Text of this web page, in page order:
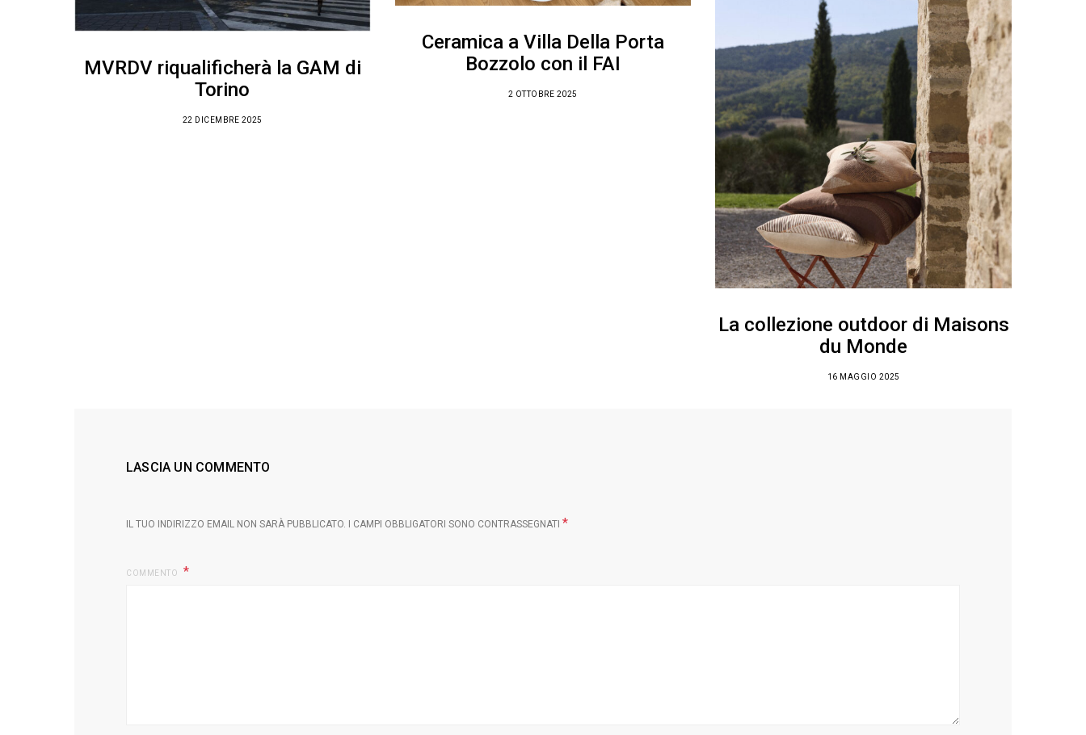
MVRDV riqualificherà la GAM di
Torino
22 DICEMBRE 2025
Ceramica a Villa Della Porta
Bozzolo con il FAI
2 OTTOBRE 2025
La collezione outdoor di Maisons
du Monde
16 MAGGIO 2025
LASCIA UN COMMENTO
IL TUO INDIRIZZO EMAIL NON SARÀ PUBBLICATO. I CAMPI OBBLIGATORI SONO CONTRASSEGNATI *
COMMENTO